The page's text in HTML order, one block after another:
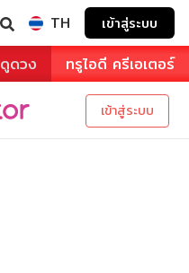
TH เข้าสู่ระบบ
ดูดวง ทรูไอดี ครีเอเตอร์
เข้าสู่ระบบ